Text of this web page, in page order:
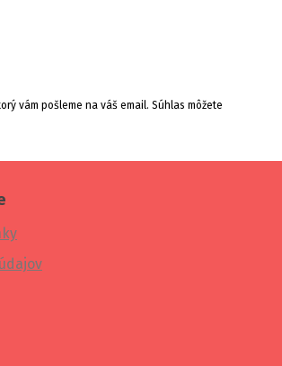
vám pošleme na váš email. Súhlas môžete